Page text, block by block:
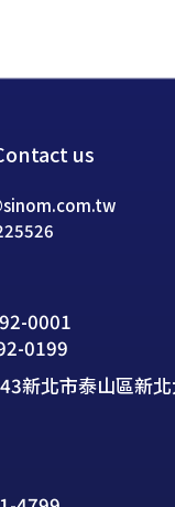
us
0001
0199
新北市泰山區新